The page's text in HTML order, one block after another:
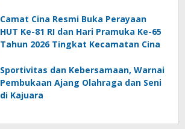
Camat Cina Resmi Buka Perayaan
HUT Ke-81 RI dan Hari Pramuka Ke-65
Tahun 2026 Tingkat Kecamatan Cina
Sportivitas dan Kebersamaan, Warnai
Pembukaan Ajang Olahraga dan Seni
di Kajuara